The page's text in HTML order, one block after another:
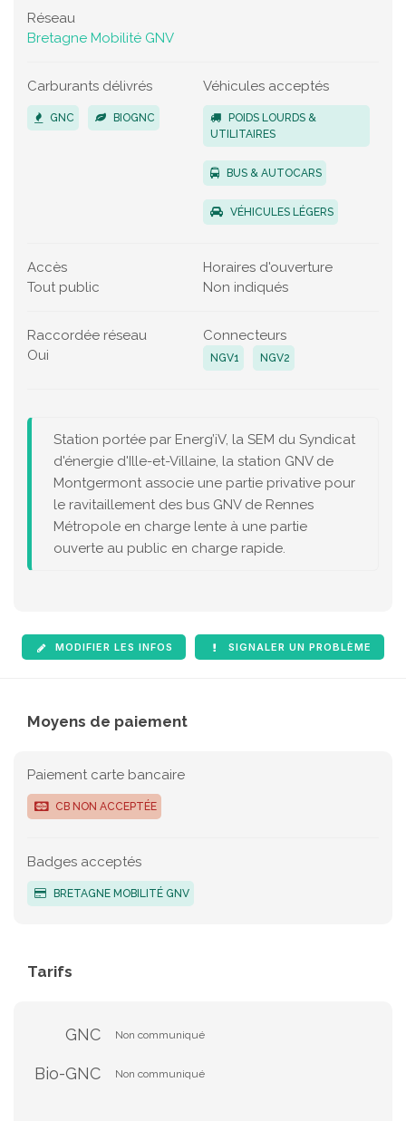
Réseau
Bretagne Mobilité GNV
Carburants délivrés
GNC BIOGNC
Véhicules acceptés
POIDS LOURDS &
UTILITAIRES
BUS & AUTOCARS
VÉHICULES LÉGERS
Accès
Tout public
Horaires d'ouverture
Non indiqués
Raccordée réseau
Oui
Connecteurs
NGV1 NGV2
Station portée par Energ’iV, la SEM du Syndicat
d'énergie d'Ille-et-Villaine, la station GNV de
Montgermont associe une partie privative pour
le ravitaillement des bus GNV de Rennes
Métropole en charge lente à une partie
ouverte au public en charge rapide.
MODIFIER LES INFOS SIGNALER UN PROBLÈME
Moyens de paiement
Paiement carte bancaire
CB NON ACCEPTÉE
Badges acceptés
BRETAGNE MOBILITÉ GNV
Tarifs
GNC Non communiqué
Bio-GNC Non communiqué